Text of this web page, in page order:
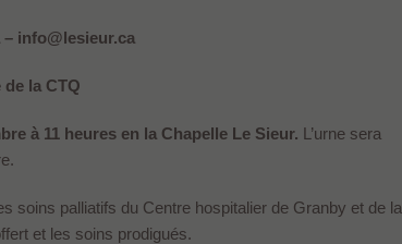
info@lesieur.ca
de la CTQ
à 11 heures en la Chapelle Le Sieur. L’urne sera
soins palliatifs du Centre hospitalier de Granby et de la
et les soins prodigués.